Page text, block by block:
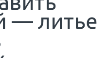
— литье